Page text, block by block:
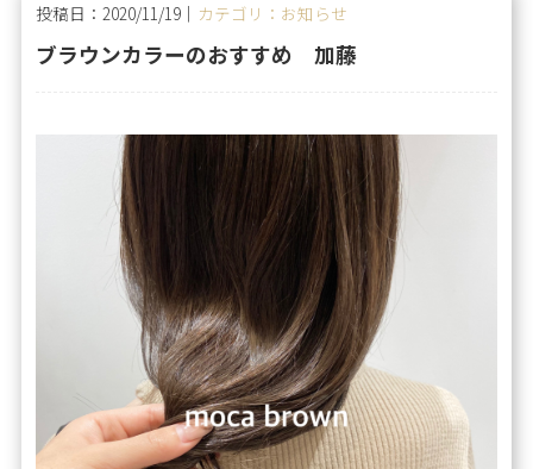
投稿日：2020/11/19｜ カテゴリ：お知らせ
ブラウンカラーのおすすめ 加藤